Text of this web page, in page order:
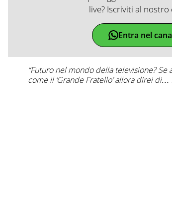
live? Iscriviti al nostro
Entra nel
“Futuro nel mondo della televisione? Se
come il ‘Grande Fratello’ allora direi